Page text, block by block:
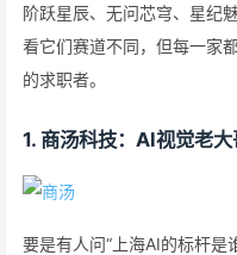
阶跃星辰、无问芯穹、星纪
看它们赛道不同，但每一家
的求职者。
1. 商汤科技：AI视觉老
要是有人问“上海AI的标杆是